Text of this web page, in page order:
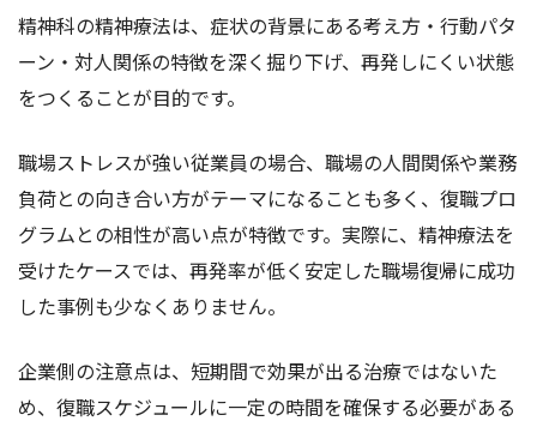
精神科の精神療法は、症状の背景にある考え方・行動パタ
ーン・対人関係の特徴を深く掘り下げ、再発しにくい状態
をつくることが目的です。
職場ストレスが強い従業員の場合、職場の人間関係や業務
負荷との向き合い方がテーマになることも多く、復職プロ
グラムとの相性が高い点が特徴です。実際に、精神療法を
受けたケースでは、再発率が低く安定した職場復帰に成功
した事例も少なくありません。
企業側の注意点は、短期間で効果が出る治療ではないた
め、復職スケジュールに一定の時間を確保する必要がある